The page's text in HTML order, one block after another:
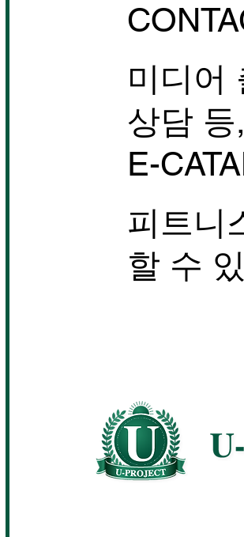
미디어
상담
E-
피트니
할 수